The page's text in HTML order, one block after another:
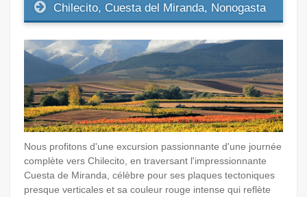
Chilecito, Cuesta del Miranda, Nonogasta
Nous profitons d'une excursion passionnante d'une journée
complète vers Chilecito, en traversant l'impressionnante
Cuesta de Miranda, célèbre pour ses plaques tectoniques
presque verticales et sa couleur rouge intense qui reflète